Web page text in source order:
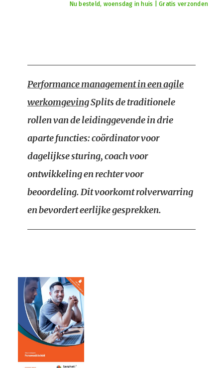
Nu besteld, woensdag in huis | Gratis verzonden
Performance management in een agile
werkomgevingSplits de traditionele
rollen van de leidinggevende in drie
aparte functies: coördinator voor
dagelijkse sturing, coach voor
ontwikkeling en rechter voor
beoordeling. Dit voorkomt rolverwarring
en bevordert eerlijke gesprekken.